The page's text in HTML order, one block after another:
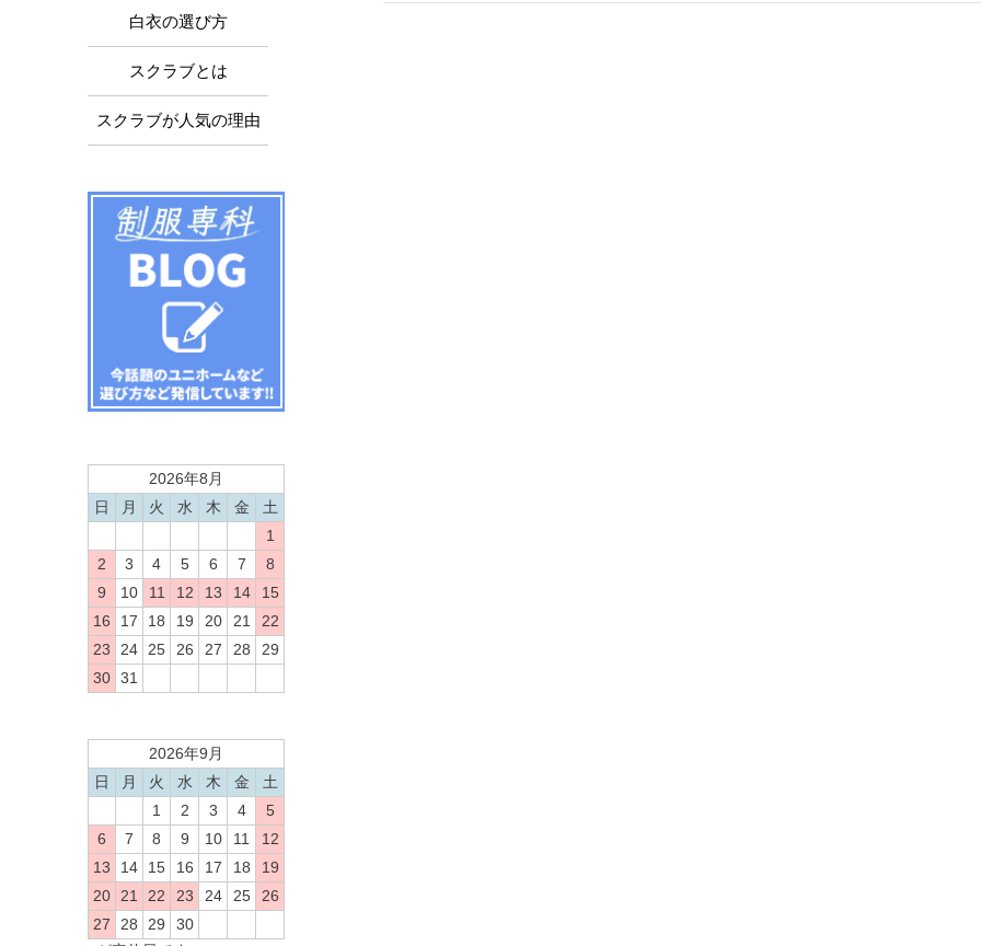
白衣の選び方
スクラブとは
スクラブが人気の理由
2026年8月
日
月 火 水 木 金
土
1
2
3 4 5 6 7
8
9
10 11 12 13 14
15
16
17 18 19 20 21
22
23
24 25 26 27 28
29
30 31
2026年9月
日
月 火 水 木 金
土
1
2 3 4
5
6
7 8 9 10 11
12
13
14 15 16 17 18
19
20 21 22 23 24 25
26
27
28 29
30